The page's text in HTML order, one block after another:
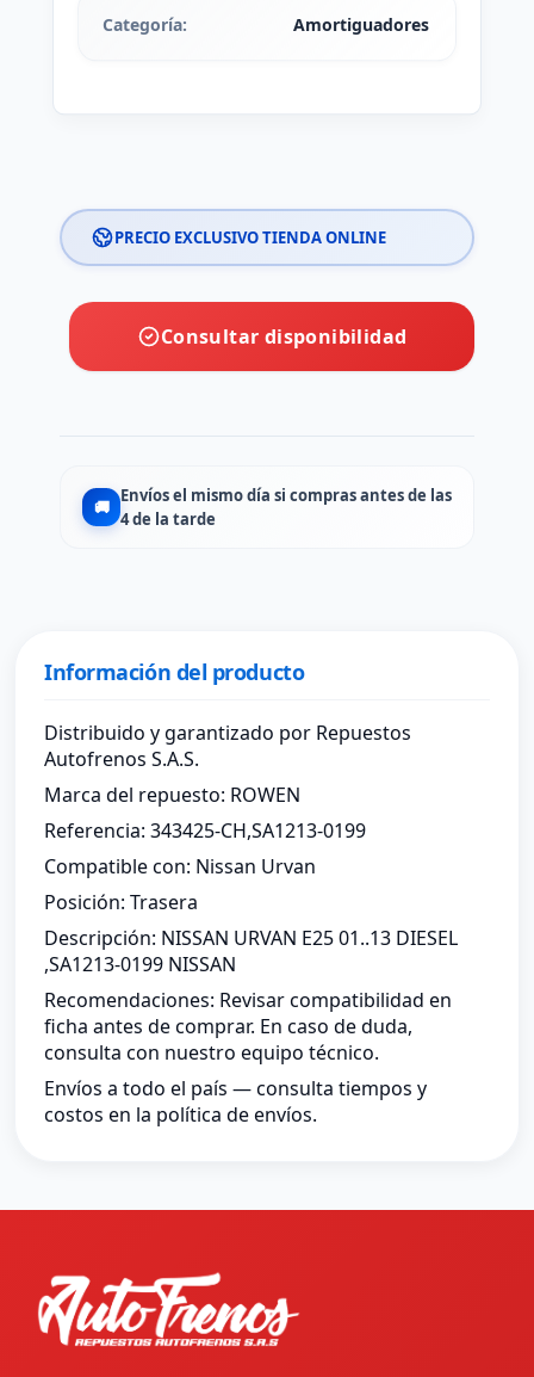
Categoría: Amortiguadores
PRECIO EXCLUSIVO TIENDA ONLINE
Consultar disponibilidad
🚚
Envíos el mismo día si compras antes de las
4 de la tarde
Información del producto
Distribuido y garantizado por Repuestos
Autofrenos S.A.S.
Marca del repuesto: ROWEN
Referencia: 343425-CH,SA1213-0199
Compatible con: Nissan Urvan
Posición: Trasera
Descripción: NISSAN URVAN E25 01..13 DIESEL
,SA1213-0199 NISSAN
Recomendaciones: Revisar compatibilidad en
ficha antes de comprar. En caso de duda,
consulta con nuestro equipo técnico.
Envíos a todo el país — consulta tiempos y
costos en la política de envíos.